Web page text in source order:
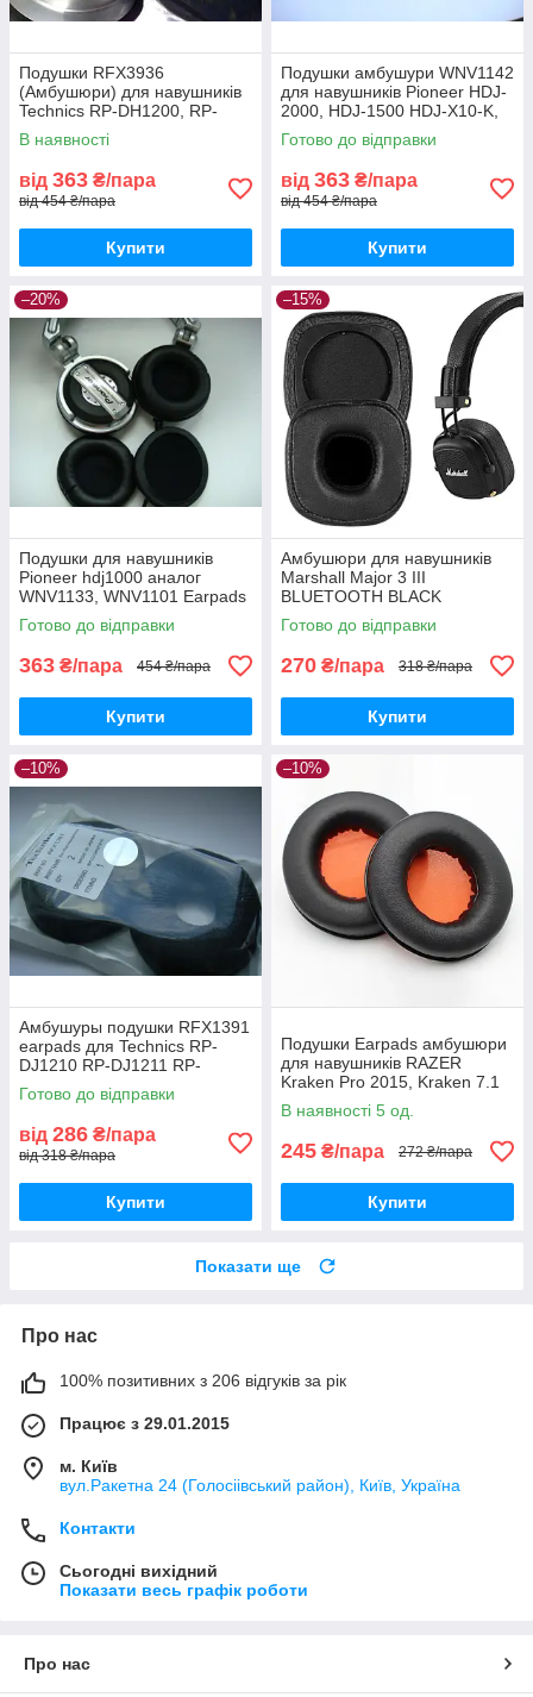
Подушки RFX3936
(Амбушюри) для навушників
Technics RP-DH1200, RP-
DH1201, RP-DH1250
В наявності
від 363 ₴/пара
від 454 ₴/пара
Купити
Подушки амбушури WNV1142
для навушників Pioneer HDJ-
2000, HDJ-1500 HDJ-X10-K,
HDJ-X5, HDJ-X7
Готово до відправки
від 363 ₴/пара
від 454 ₴/пара
Купити
–20%
Подушки для навушників
Pioneer hdj1000 аналог
WNV1133, WNV1101 Earpads
Готово до відправки
363 ₴/пара 454 ₴/пара
Купити
–15%
Амбушюри для навушників
Marshall Major 3 III
BLUETOOTH BLACK
Готово до відправки
270 ₴/пара 318 ₴/пара
Купити
–10%
Амбушуры подушки RFX1391
earpads для Technics RP-
DJ1210 RP-DJ1211 RP-
DJ1200 EAH-DJ1200
Готово до відправки
від 286 ₴/пара
від 318 ₴/пара
Купити
–10%
Подушки Earpads амбушюри
для навушників RAZER
Kraken Pro 2015, Kraken 7.1
Chroma, USB, Essential
В наявності 5 од.
245 ₴/пара 272 ₴/пара
Купити
Показати ще
Про нас
100% позитивних з 206 відгуків за рік
Працює з 29.01.2015
м. Київ
вул.Ракетна 24 (Голосіівський район), Київ, Україна
Контакти
Сьогодні вихідний
Показати весь графік роботи
Про нас